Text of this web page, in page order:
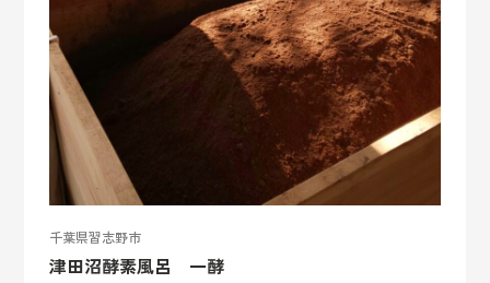
千葉県習志野市
津田沼酵素風呂 一酵